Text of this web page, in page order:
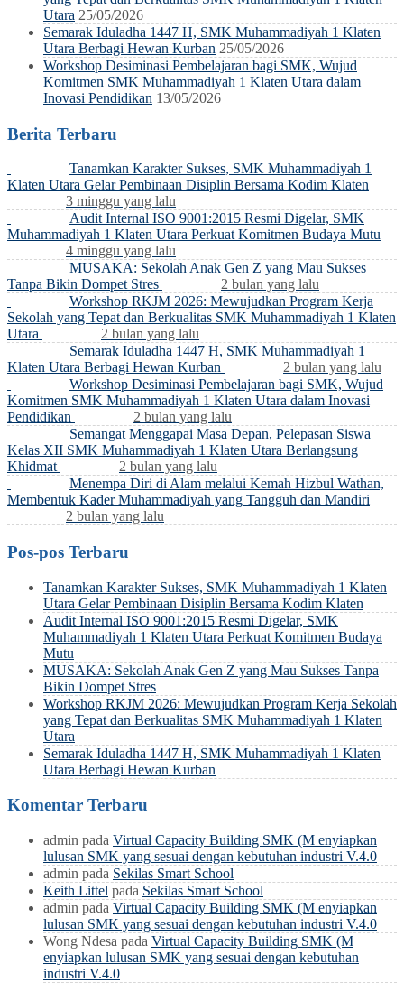
Utara 25/05/2026
Semarak Iduladha 1447 H, SMK Muhammadiyah 1 Klaten
Utara Berbagi Hewan Kurban 25/05/2026
Workshop Desiminasi Pembelajaran bagi SMK, Wujud
Komitmen SMK Muhammadiyah 1 Klaten Utara dalam
Inovasi Pendidikan 13/05/2026
Berita Terbaru
Tanamkan Karakter Sukses, SMK Muhammadiyah 1
Klaten Utara Gelar Pembinaan Disiplin Bersama Kodim Klaten
3 minggu yang lalu
Audit Internal ISO 9001:2015 Resmi Digelar, SMK
Muhammadiyah 1 Klaten Utara Perkuat Komitmen Budaya Mutu
4 minggu yang lalu
MUSAKA: Sekolah Anak Gen Z yang Mau Sukses
Tanpa Bikin Dompet Stres
2 bulan yang lalu
Workshop RKJM 2026: Mewujudkan Program Kerja
Sekolah yang Tepat dan Berkualitas SMK Muhammadiyah 1 Klaten
Utara
2 bulan yang lalu
Semarak Iduladha 1447 H, SMK Muhammadiyah 1
Klaten Utara Berbagi Hewan Kurban
2 bulan yang lalu
Workshop Desiminasi Pembelajaran bagi SMK, Wujud
Komitmen SMK Muhammadiyah 1 Klaten Utara dalam Inovasi
Pendidikan
2 bulan yang lalu
Semangat Menggapai Masa Depan, Pelepasan Siswa
Kelas XII SMK Muhammadiyah 1 Klaten Utara Berlangsung
Khidmat
2 bulan yang lalu
Menempa Diri di Alam melalui Kemah Hizbul Wathan,
Membentuk Kader Muhammadiyah yang Tangguh dan Mandiri
2 bulan yang lalu
Pos-pos Terbaru
Tanamkan Karakter Sukses, SMK Muhammadiyah 1 Klaten
Utara Gelar Pembinaan Disiplin Bersama Kodim Klaten
Audit Internal ISO 9001:2015 Resmi Digelar, SMK
Muhammadiyah 1 Klaten Utara Perkuat Komitmen Budaya
Mutu
MUSAKA: Sekolah Anak Gen Z yang Mau Sukses Tanpa
Bikin Dompet Stres
Workshop RKJM 2026: Mewujudkan Program Kerja Sekolah
yang Tepat dan Berkualitas SMK Muhammadiyah 1 Klaten
Utara
Semarak Iduladha 1447 H, SMK Muhammadiyah 1 Klaten
Utara Berbagi Hewan Kurban
Komentar Terbaru
admin pada Virtual Capacity Building SMK (M enyiapkan
lulusan SMK yang sesuai dengan kebutuhan industri V.4.0
admin pada Sekilas Smart School
Keith Littel pada Sekilas Smart School
admin pada Virtual Capacity Building SMK (M enyiapkan
lulusan SMK yang sesuai dengan kebutuhan industri V.4.0
Wong Ndesa pada Virtual Capacity Building SMK (M
enyiapkan lulusan SMK yang sesuai dengan kebutuhan
industri V.4.0